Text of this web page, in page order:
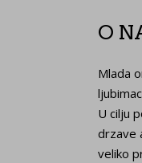
O
Mlada
U cilju
drzave
veliko